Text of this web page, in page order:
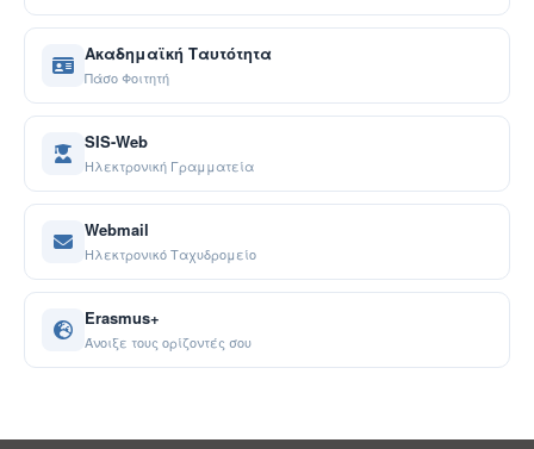
Ακαδημαϊκή Ταυτότητα
Πάσο Φοιτητή
SIS-Web
Ηλεκτρονική Γραμματεία
Webmail
Ηλεκτρονικό Ταχυδρομείο
Erasmus+
Άνοιξε τους ορίζοντές σου